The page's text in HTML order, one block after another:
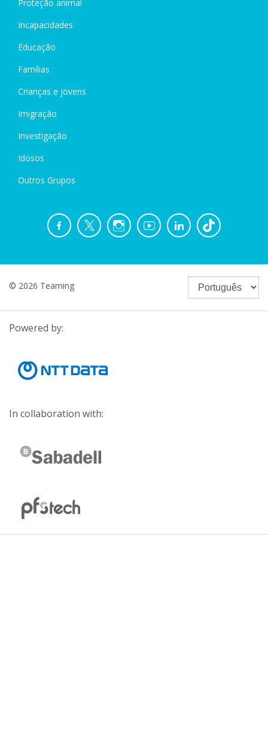
Proteção animal
Incapacidades
Educação
Famílias
Crianças e jovens
Imigração
Investigação
Idosos
Outros Grupos
© 2026 Teaming
Powered by:
In collaboration with: